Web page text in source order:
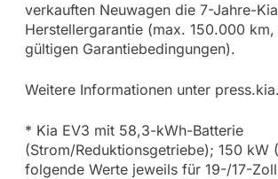
verkauften Neuwagen die 7-Jahre-
Herstellergarantie (max. 150.000
gültigen Garantiebedingungen).
Weitere Informationen unter
* Kia EV3 mit 58,3-kWh-Batterie
(Strom/Reduktionsgetriebe); 150 kW
folgende Werte jeweils für 19-/17-